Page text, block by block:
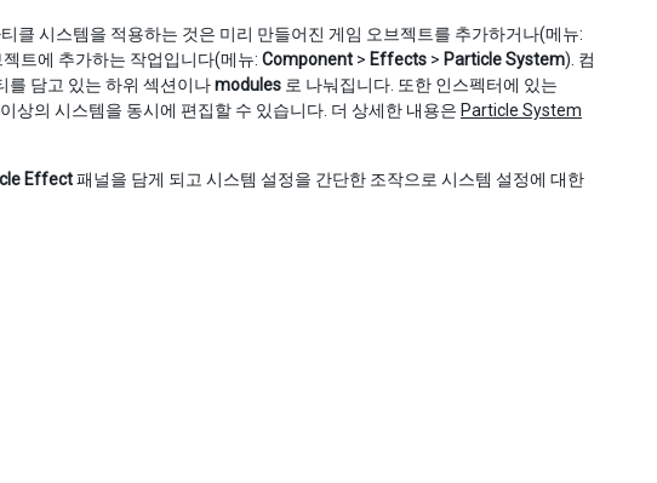
클 시스템을 적용하는 것은 미리 만들어진 게임 오브젝트를 추가하거나(메뉴:
트에 추가하는 작업입니다(메뉴: Component > Effects > Particle System). 컴
를 담고 있는 하위 섹션이나modules 로 나눠집니다. 또한 인스펙터에 있는
상의 시스템을 동시에 편집할 수 있습니다. 더 상세한 내용은 Particle System
Effect패널을 담게 되고 시스템 설정을 간단한 조작으로 시스템 설정에 대한